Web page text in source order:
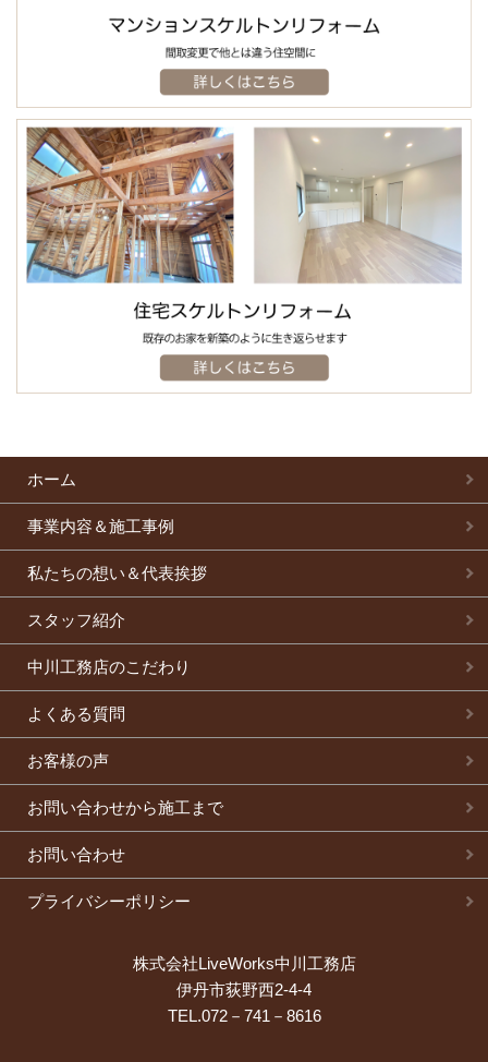
ホーム
事業内容＆施工事例
私たちの想い＆代表挨拶
スタッフ紹介
中川工務店のこだわり
よくある質問
お客様の声
お問い合わせから施工まで
お問い合わせ
プライバシーポリシー
株式会社LiveWorks中川工務店
伊丹市荻野西2-4-4
TEL.072－741－8616